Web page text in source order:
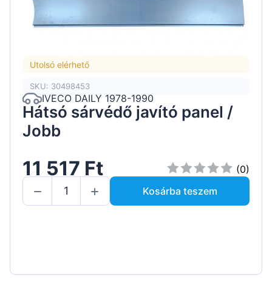
Utolsó elérhető
SKU: 30498453
IVECO DAILY 1978-1990
Hátsó sárvédő javító panel /
Jobb
11 517 Ft
(0)
Kosárba teszem